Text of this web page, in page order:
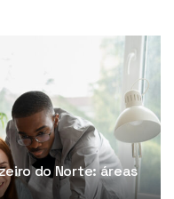
do Norte: áreas